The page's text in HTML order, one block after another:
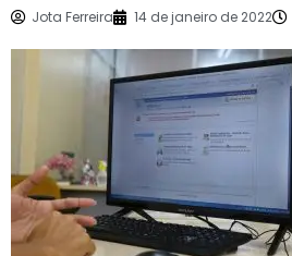
Jota Ferreira 14 de janeiro de 2022